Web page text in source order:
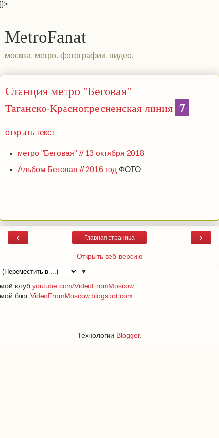
]]>
MetroFanat
москва. метро. фотографии. видео.
Станция метро "Беговая"
Таганско-Краснопресненская линия 7
открыть текст
метро "Беговая" // 13 октября 2018
Альбом Беговая // 2016 год ФОТО
‹ ›
Главная страница
Открыть веб-версию
▼
мой ютуб youtube.com/VideoFromMoscow
мой блог VideoFromMoscow.blogspot.com
Технологии Blogger.